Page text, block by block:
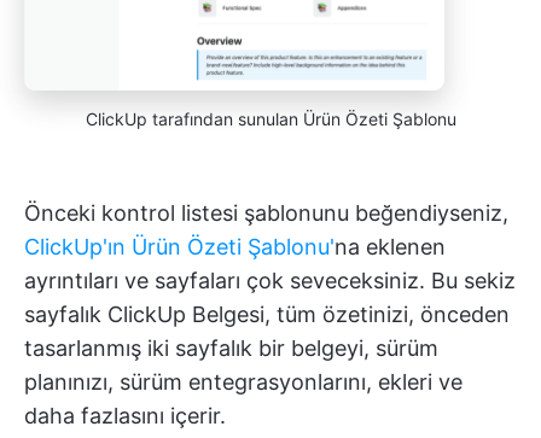
ClickUp tarafından sunulan Ürün Özeti Şablonu
Önceki kontrol listesi şablonunu beğendiyseniz,
ClickUp'ın Ürün Özeti Şablonu'na eklenen
ayrıntıları ve sayfaları çok seveceksiniz. Bu sekiz
sayfalık ClickUp Belgesi, tüm özetinizi, önceden
tasarlanmış iki sayfalık bir belgeyi, sürüm
planınızı, sürüm entegrasyonlarını, ekleri ve
daha fazlasını içerir.